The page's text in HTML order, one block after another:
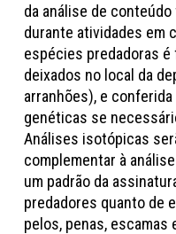
da análise de
durante atividades em
espécies predadoras
deixados no local da
arranhões), e
genéticas se
Análises isotópicas
complementar à
um padrão da
predadores quanto de
pelos, penas,